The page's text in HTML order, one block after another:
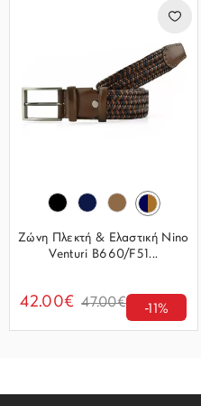
Ζώνη Πλεκτή & Ελαστική Nino
Venturi B660/F51...
42.00€ 47.00€ -11%